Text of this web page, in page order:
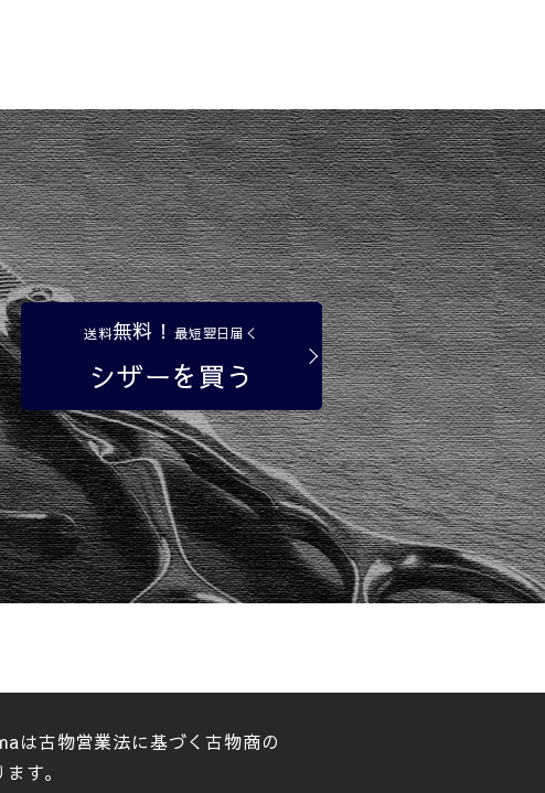
送料無料！ 最短翌日届く
シザーを買う
は古物営業法に基づく古物商の
す。